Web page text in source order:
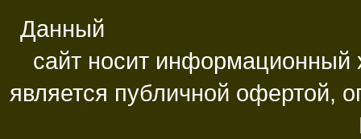
Данный
сайт носит информационный
является публичной офертой,